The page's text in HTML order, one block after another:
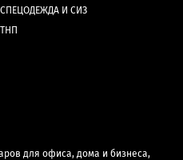
СПЕЦОДЕЖДА И СИЗ
ТНП
для офиса, дома и бизнеса,